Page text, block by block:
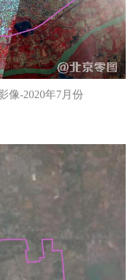
像-2020年7月份